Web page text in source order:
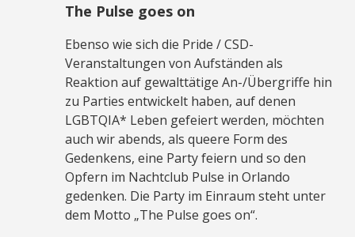
The Pulse goes on
Ebenso wie sich die Pride / CSD-
Veranstaltungen von Aufständen als
Reaktion auf gewalttätige An-/Übergriffe hin
zu Parties entwickelt haben, auf denen
LGBTQIA* Leben gefeiert werden, möchten
auch wir abends, als queere Form des
Gedenkens, eine Party feiern und so den
Opfern im Nachtclub Pulse in Orlando
gedenken. Die Party im Einraum steht unter
dem Motto „The Pulse goes on“.